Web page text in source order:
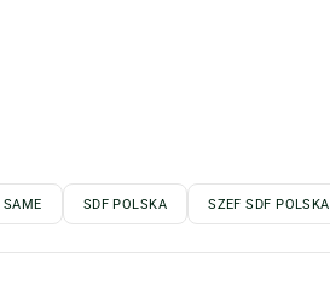
SAME SDF POLSKA SZEF SDF POLSKA